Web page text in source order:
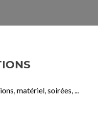
matériel, soirées, ...